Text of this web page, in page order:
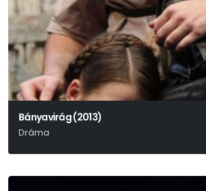
Bányavirág (2013)
Dráma